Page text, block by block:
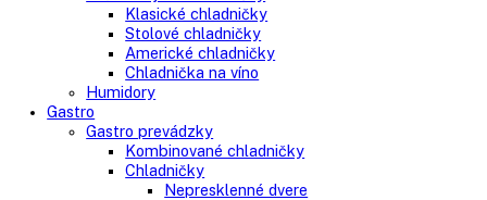
Stolové mrazničky
Skriňové mrazničky
Truhlicové mrazničky
Voľne stojace chladničky
Klasické chladničky
Stolové chladničky
Americké chladničky
Chladnička na víno
Humidory